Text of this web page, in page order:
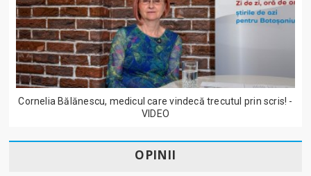
Cornelia Bălănescu, medicul care vindecă trecutul prin scris! -
VIDEO
OPINII